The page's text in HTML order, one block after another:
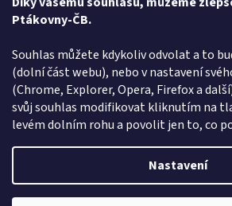
Ptákovny-ČB.
Souhlas můžete kdykoliv odvolat a to
(dolní část webu), nebo v nastavení
(Chrome, Explorer, Opera, Firefox a
svůj souhlas modifikovat kliknutím na
levém dolním rohu a povolit jen to, co
Nastavení
Způsob ověřování
Copyright 2026Ptákoviny-CB. Všechna